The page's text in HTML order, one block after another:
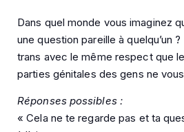
Dans quel monde vous imaginez
une question pareille à quelqu’un
trans avec le même respect que
parties génitales des gens ne
Réponses possibles :
« Cela ne te regarde pas et ta